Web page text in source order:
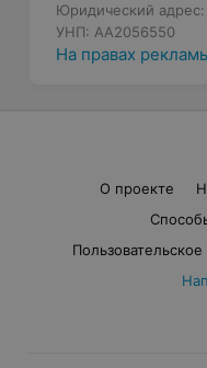
Юридический адрес:
УНП: AA2056550
На правах
О проекте